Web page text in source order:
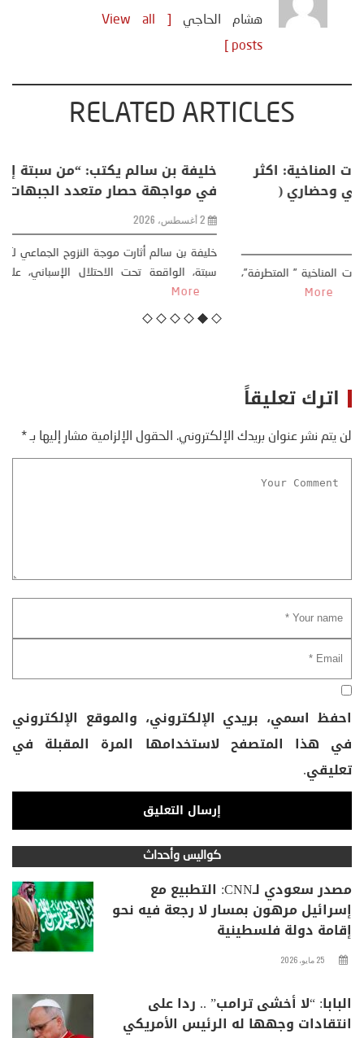
هشام الحاجي
[ View all
posts ]
RELATED ARTICLES
منذر بالضيافي يكتب حول: التغيرات المناخية: اكثر
من ظاهرة طبيعية .. تحول اجتماعي وحضاري (
مقاربة سوسيولوجية )
كتب: منذر بالضيافي بدأت قصتي مع التغييرات المناخية ” المتطرفة”،
منذ نهاية ثمانينات القرن الماضي، حين أطردنا ...
اترك تعليقاً
لن يتم نشر عنوان بريدك الإلكتروني. الحقول الإلزامية مشار إليها بـ*
احفظ اسمي، بريدي الإلكتروني، والموقع الإلكتروني
في هذا المتصفح لاستخدامها المرة المقبلة في
تعليقي.
كواليس وأحداث
مصدر سعودي لـCNN: التطبيع مع
إسرائيل مرهون بمسار لا رجعة فيه نحو
إقامة دولة فلسطينية
25 مايو، 2026
البابا: “لا أخشى ترامب” .. ردا على
انتقادات وجهها له الرئيس الأمريكي